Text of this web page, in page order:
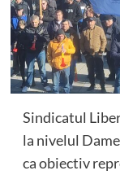
Sindicatul
la nivelul
ca obiectiv